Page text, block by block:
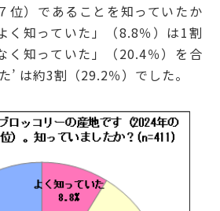
位）であることを知っていたか
く知っていた」（8.8％）は1割
く知っていた」（20.4％）を合
’ は約3割（29.2％）でした。